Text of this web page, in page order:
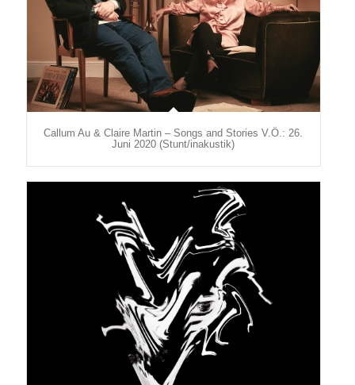
Callum Au & Claire Martin – Songs and Stories V.Ö.: 26.
Juni 2020 (Stunt/inakustik)